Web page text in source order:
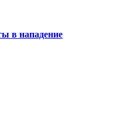
в нападение